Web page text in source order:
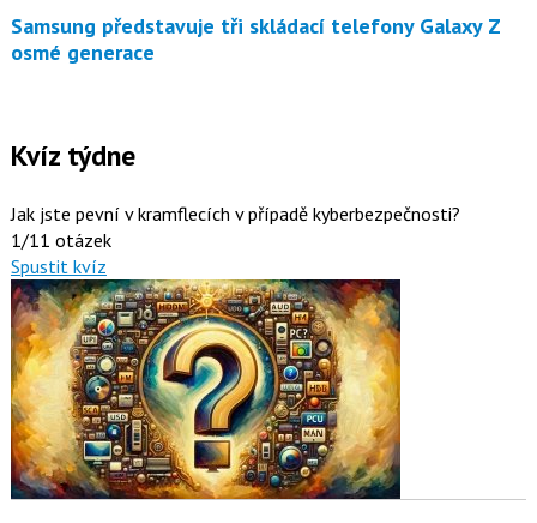
Samsung představuje tři skládací telefony Galaxy Z
osmé generace
Kvíz týdne
Jak jste pevní v kramflecích v případě kyberbezpečnosti?
1/11 otázek
Spustit kvíz